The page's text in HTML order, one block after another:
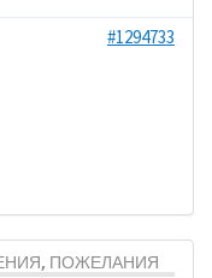
#1294733
ПОЖЕЛАНИЯ